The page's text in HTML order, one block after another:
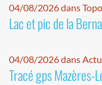
04/08/2026 dans Topo
Lac et pic de la
04/08/2026 dans
Tracé gps Mazères-